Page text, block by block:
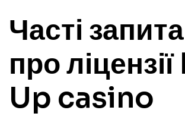
Часті
про
Up casino